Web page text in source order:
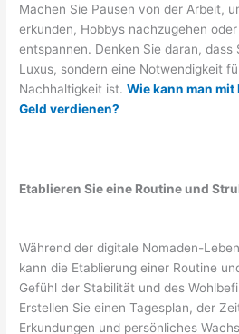
Machen Sie Pausen von der Arbeit,
erkunden, Hobbys nachzugehen
entspannen. Denken Sie daran, dass
Luxus, sondern eine Notwendigkeit
Nachhaltigkeit ist.Wie kann man
Geld verdienen?
Etablieren Sie eine Routine und
Während der digitale Nomaden-
kann die Etablierung einer Routine
Gefühl der Stabilität und des
Erstellen Sie einen Tagesplan, der
Erkundungen und persönliches